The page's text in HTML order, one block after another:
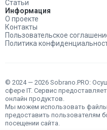
Статьи
Информация
О проекте
Контакты
Пользовательское
Политика
© 2024 — 2026 Sobrano.PRO:
сфере IT. Сервис
онлайн продуктов.
Мы можем использовать файлы
предоставить пользователям
посещении сайта.